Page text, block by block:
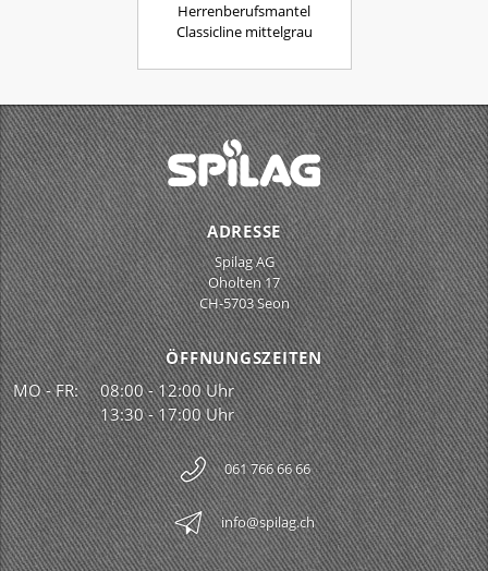
Herrenberufsmantel
Classicline mittelgrau
ADRESSE
Spilag AG
Oholten 17
CH-5703 Seon
ÖFFNUNGSZEITEN
MO - FR:
08:00 - 12:00 Uhr
13:30 - 17:00 Uhr
061 766 66 66
info@spilag.ch